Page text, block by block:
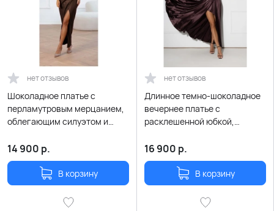
нет отзывов
Шоколадное платье с
перламутровым мерцанием,
облегающим силуэтом и
14 900 р.
В корзину
нет отзывов
Длинное темно-шоколадное
вечернее платье с
расклешенной юбкой,
шнуровкой
16 900 р.
В корзину